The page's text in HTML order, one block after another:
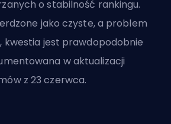
o stabilność rankingu.
jako czyste, a problem
kwestia jest prawdopodobnie
w aktualizacji
z 23 czerwca.